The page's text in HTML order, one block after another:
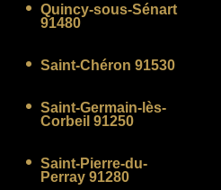
Quincy-sous-Sénart
91480
Saint-Chéron 91530
Saint-Germain-lès-
Corbeil 91250
Saint-Pierre-du-
Perray 91280